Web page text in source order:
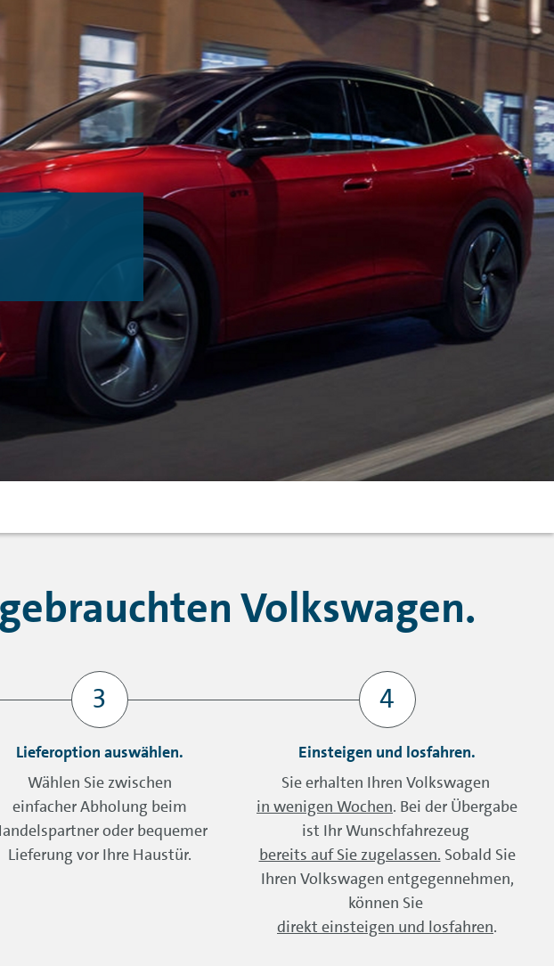
Volkswagen.
Lieferoption auswählen.
Wählen Sie zwischen
einfacher Abholung beim
oder bequemer
Lieferung vor Ihre Haustür.
Einsteigen und losfahren.
Sie erhalten Ihren Volkswagen
in wenigen Wochen. Bei der Übergabe
ist Ihr Wunschfahrezeug
bereits auf Sie zugelassen. Sobald Sie
Ihren Volkswagen entgegennehmen,
können Sie
direkt einsteigen und losfahren.